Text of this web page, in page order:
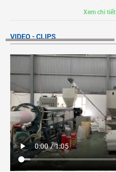
Xem chi tiết
VIDEO - CLIPS